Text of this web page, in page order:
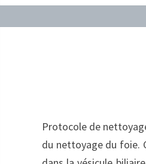
Protocole de
du nettoyage du foie.